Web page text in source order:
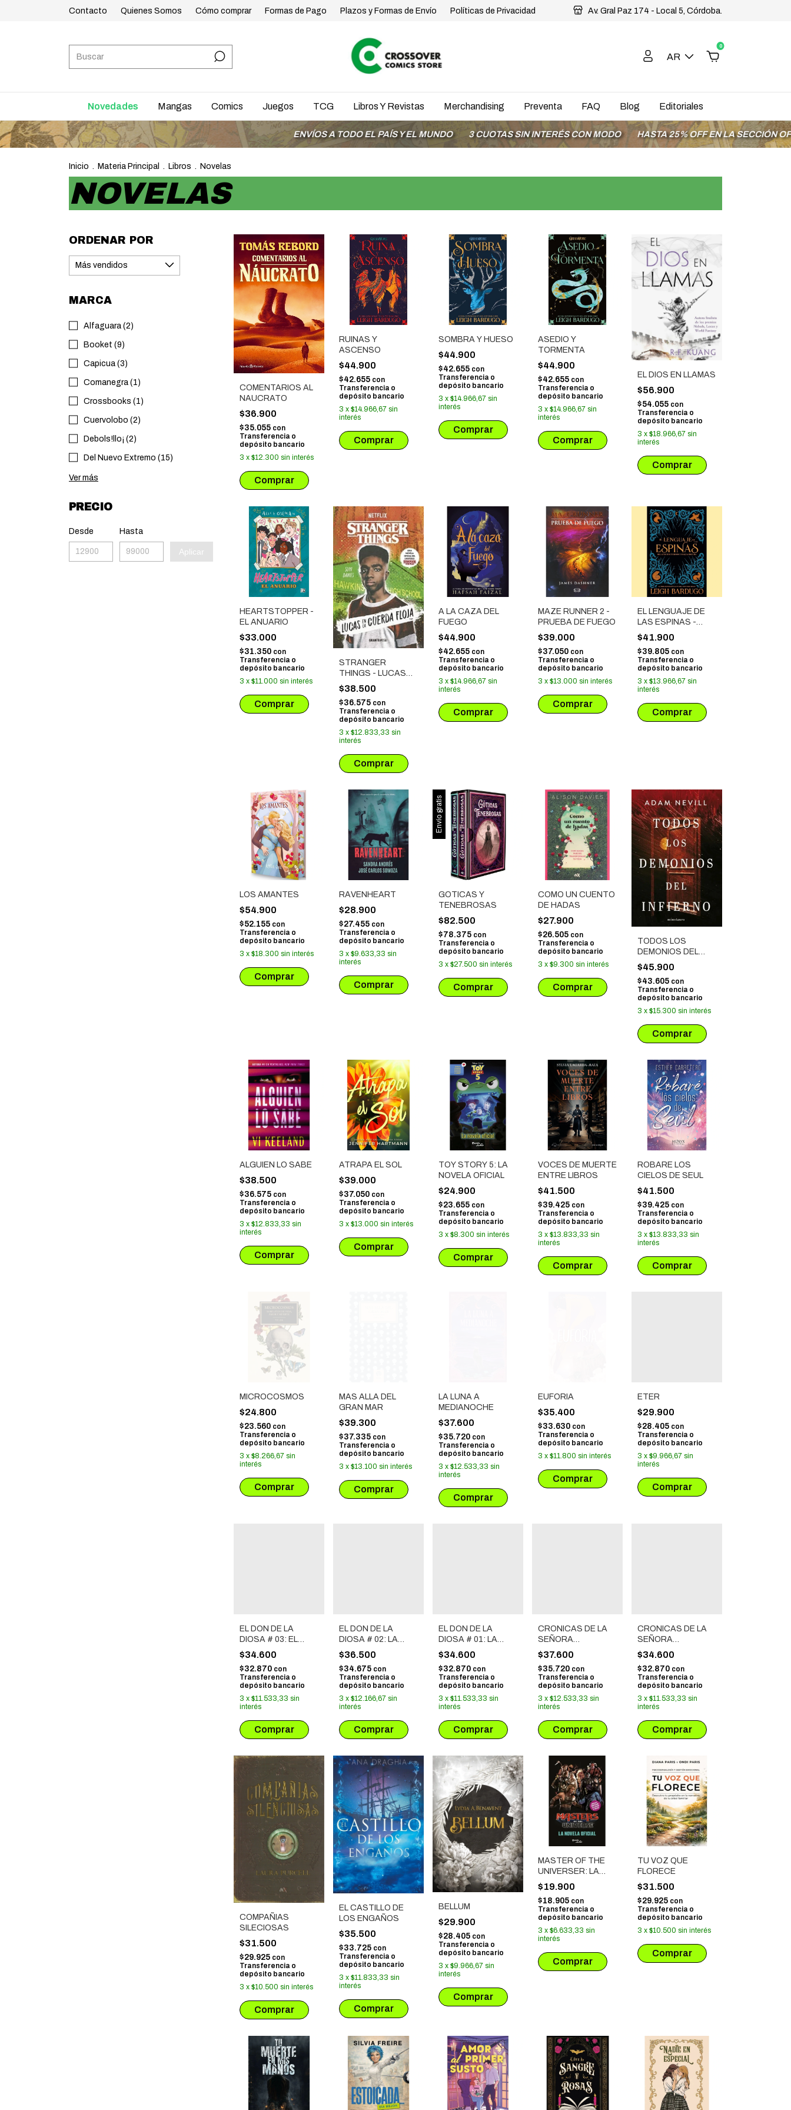
Contacto Quienes Somos Cómo comprar Formas de Pago Plazos y Formas de Envío Políticas de Privacidad Av. Gral Paz 174 - Local 5, Córdoba.
AR
0
Novedades Mangas Comics Juegos TCG Libros Y Revistas Merchandising Preventa FAQ Blog Editoriales
ENVÍOS A TODO EL PAÍS Y EL MUNDO 3 CUOTAS SIN INTERÉS CON MODO HASTA 25% OFF EN LA SECCIÓN OFERTAS
Inicio . Materia Principal . Libros . Novelas
NOVELAS
ORDENAR POR
MARCA
Alfaguara (2)
Booket (9)
Capicua (3)
Comanegra (1)
Crossbooks (1)
Cuervolobo (2)
Debols!llo¡ (2)
Del Nuevo Extremo (15)
Ver más
PRECIO
Desde Hasta
Aplicar
COMENTARIOS AL
NAUCRATO
$36.900
$35.055 con
Transferencia o
depósito bancario
3 x $12.300 sin interés
RUINAS Y
ASCENSO
$44.900
$42.655 con
Transferencia o
depósito bancario
3 x $14.966,67 sin
interés
SOMBRA Y HUESO
$44.900
$42.655 con
Transferencia o
depósito bancario
3 x $14.966,67 sin
interés
ASEDIO Y
TORMENTA
$44.900
$42.655 con
Transferencia o
depósito bancario
3 x $14.966,67 sin
interés
EL DIOS EN LLAMAS
$56.900
$54.055 con
Transferencia o
depósito bancario
3 x $18.966,67 sin
interés
HEARTSTOPPER -
EL ANUARIO
$33.000
$31.350 con
Transferencia o
depósito bancario
3 x $11.000 sin interés
STRANGER
THINGS - LUCAS
EN LA CUERDA
FLOJA
$38.500
$36.575 con
Transferencia o
depósito bancario
3 x $12.833,33 sin
interés
A LA CAZA DEL
FUEGO
$44.900
$42.655 con
Transferencia o
depósito bancario
3 x $14.966,67 sin
interés
MAZE RUNNER 2 -
PRUEBA DE FUEGO
$39.000
$37.050 con
Transferencia o
depósito bancario
3 x $13.000 sin interés
EL LENGUAJE DE
LAS ESPINAS -
RELATOS
NOCTURNOS Y
MAGIA OSCURA
$41.900
$39.805 con
Transferencia o
depósito bancario
3 x $13.966,67 sin
interés
LOS AMANTES
$54.900
$52.155 con
Transferencia o
depósito bancario
3 x $18.300 sin interés
RAVENHEART
$28.900
$27.455 con
Transferencia o
depósito bancario
3 x $9.633,33 sin
interés
Envío gratis
GOTICAS Y
TENEBROSAS
$82.500
$78.375 con
Transferencia o
depósito bancario
3 x $27.500 sin interés
COMO UN CUENTO
DE HADAS
$27.900
$26.505 con
Transferencia o
depósito bancario
3 x $9.300 sin interés
TODOS LOS
DEMONIOS DEL
INFIERNO
$45.900
$43.605 con
Transferencia o
depósito bancario
3 x $15.300 sin interés
ALGUIEN LO SABE
$38.500
$36.575 con
Transferencia o
depósito bancario
3 x $12.833,33 sin
interés
ATRAPA EL SOL
$39.000
$37.050 con
Transferencia o
depósito bancario
3 x $13.000 sin interés
TOY STORY 5: LA
NOVELA OFICIAL
$24.900
$23.655 con
Transferencia o
depósito bancario
3 x $8.300 sin interés
VOCES DE MUERTE
ENTRE LIBROS
$41.500
$39.425 con
Transferencia o
depósito bancario
3 x $13.833,33 sin
interés
ROBARE LOS
CIELOS DE SEUL
$41.500
$39.425 con
Transferencia o
depósito bancario
3 x $13.833,33 sin
interés
MICROCOSMOS
$24.800
$23.560 con
Transferencia o
depósito bancario
3 x $8.266,67 sin
interés
MAS ALLA DEL
GRAN MAR
$39.300
$37.335 con
Transferencia o
depósito bancario
3 x $13.100 sin interés
LA LUNA A
MEDIANOCHE
$37.600
$35.720 con
Transferencia o
depósito bancario
3 x $12.533,33 sin
interés
EUFORIA
$35.400
$33.630 con
Transferencia o
depósito bancario
3 x $11.800 sin interés
ETER
$29.900
$28.405 con
Transferencia o
depósito bancario
3 x $9.966,67 sin
interés
EL DON DE LA
DIOSA # 03: EL
CASTIGO
$34.600
$32.870 con
Transferencia o
depósito bancario
3 x $11.533,33 sin
interés
EL DON DE LA
DIOSA # 02: LA
HUIDA
$36.500
$34.675 con
Transferencia o
depósito bancario
3 x $12.166,67 sin
interés
EL DON DE LA
DIOSA # 01: LA
REDENCION
$34.600
$32.870 con
Transferencia o
depósito bancario
3 x $11.533,33 sin
interés
CRONICAS DE LA
SEÑORA
LUNAMORE # 02
$37.600
$35.720 con
Transferencia o
depósito bancario
3 x $12.533,33 sin
interés
CRONICAS DE LA
SEÑORA
LUNAMORE # 01
$34.600
$32.870 con
Transferencia o
depósito bancario
3 x $11.533,33 sin
interés
COMPAÑIAS
SILECIOSAS
$31.500
$29.925 con
Transferencia o
depósito bancario
3 x $10.500 sin interés
EL CASTILLO DE
LOS ENGAÑOS
$35.500
$33.725 con
Transferencia o
depósito bancario
3 x $11.833,33 sin
interés
BELLUM
$29.900
$28.405 con
Transferencia o
depósito bancario
3 x $9.966,67 sin
interés
MASTER OF THE
UNIVERSER: LA
NOVELA
$19.900
$18.905 con
Transferencia o
depósito bancario
3 x $6.633,33 sin
interés
TU VOZ QUE
FLORECE
$31.500
$29.925 con
Transferencia o
depósito bancario
3 x $10.500 sin interés